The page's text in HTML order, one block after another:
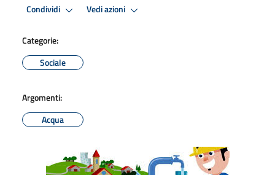
Condividi Vedi azioni
Categorie:
Sociale
Argomenti:
Acqua